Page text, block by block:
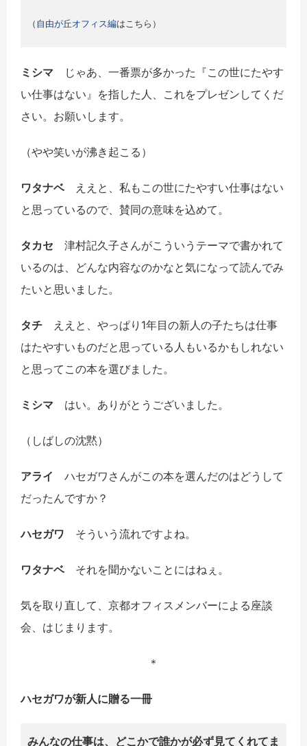
（ 自由が丘オフィス編はこちら）
ミシマ じゃあ、一番票が多かった『この世にたやす
い仕事はない』を指した人、これをプレゼンしてくだ
さい。お願いします。
（やや笑いが沸き起こる）
ワタナベええと、私もこの世にたやすい仕事はない
と思っているので、賛同の意味を込めて。
タカセ 津村記久子さんがこういうテーマで書かれて
いるのは、どんな内容なのかなと気になって読んでみ
たいと思いました。
タチ ええと、やっぱり1年目の新人の子たちは仕事
はたやすいものだと思っている人もいるかもしれない
と思ってこの本を選びました。
ミシマ はい。ありがとうございました。
（しばしの沈黙）
アライ ハセガワさんがこの本を選んだのはどうして
だったんですか？
ハセガワ そういう流れですよね。
ワタナベそれを聞かないことにはねぇ。
気を取り直して、京都オフィスメンバーによる座談
会、はじまります。
＊
ハセガワが新人に贈る一冊
みんなの仕事は、どこかで誰かが必ず見てくれてま